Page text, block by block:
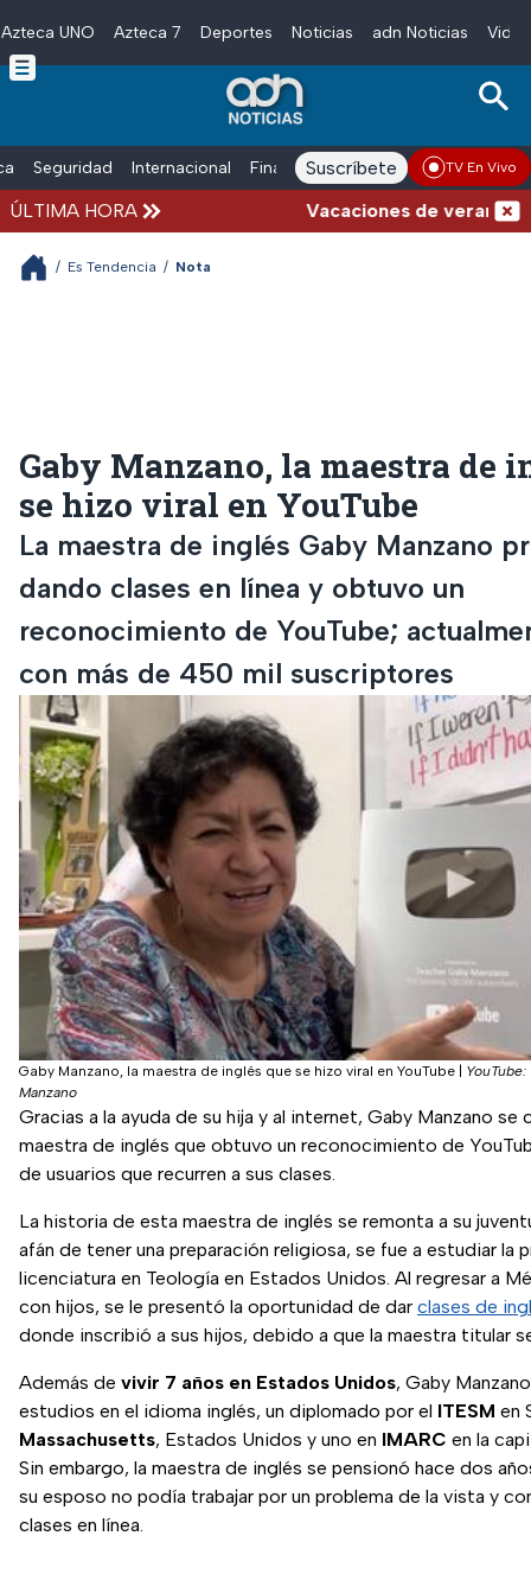
Skip to main content
Azteca UNO Azteca 7 Deportes Noticias adn Noticias
Seguridad Internacional Finanzas adn Noticias Radio
Suscríbete TV En Vivo
ÚLTIMA HORA Vacaciones de verano
/ Es Tendencia / Nota
Gaby Manzano, la maestra de
se hizo viral en YouTube
La maestra de inglés Gaby Manzano
dando clases en línea y obtuvo un
reconocimiento de YouTube;
con más de 450 mil suscriptores
Gaby Manzano, la maestra de inglés que se hizo viral en YouTube
YouTube:
Manzano
Gracias a la ayuda de su hija y al internet, Gaby Manzano se
maestra de inglés que obtuvo un reconocimiento de
de usuarios que recurren a sus clases.
La historia de esta maestra de inglés se remonta a su
afán de tener una preparación religiosa, se fue a estudiar la
licenciatura en Teología en Estados Unidos. Al regresar a
con hijos, se le presentó la oportunidad de dar clases de
donde inscribió a sus hijos, debido a que la maestra titular
Además de vivir 7 años en Estados Unidos, Gaby
estudios en el idioma inglés, un diplomado por el ITESM en
Massachusetts, Estados Unidos y uno en IMARC en la
Sin embargo, la maestra de inglés se pensionó hace dos
su esposo no podía trabajar por un problema de la vista y
clases en línea.